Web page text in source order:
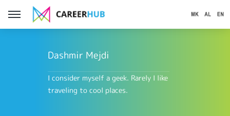
Dashmir Mejdi
I consider myself a geek. Rarely I like
traveling to cool places.